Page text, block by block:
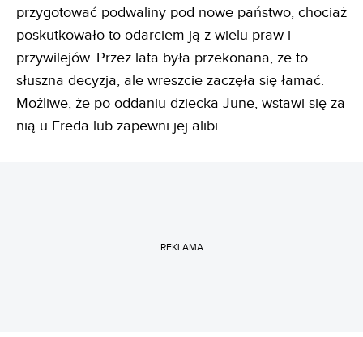
przygotować podwaliny pod nowe państwo, chociaż
poskutkowało to odarciem ją z wielu praw i
przywilejów. Przez lata była przekonana, że to
słuszna decyzja, ale wreszcie zaczęła się łamać.
Możliwe, że po oddaniu dziecka June, wstawi się za
nią u Freda lub zapewni jej alibi.
REKLAMA